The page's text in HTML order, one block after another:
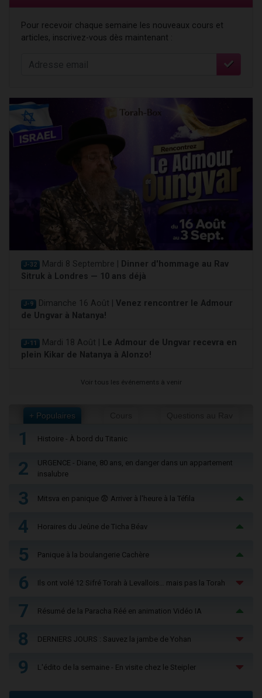
Pour recevoir chaque semaine les nouveaux cours et
articles, inscrivez-vous dès maintenant :
J-32 Mardi 8 Septembre |
Dinner d'hommage au Rav
Sitruk à Londres — 10 ans déjà
J-9 Dimanche 16 Août | Venez rencontrer le Admour
de Ungvar à Natanya!
J-11 Mardi 18 Août |
Le Admour de Ungvar recevra en
plein Kikar de Natanya à Alonzo!
Voir tous les événements à venir
+ Populaires
1 Histoire - À bord du Titanic
2
URGENCE - Diane, 80 ans, en danger dans un appartement
insalubre
3 Mitsva en panique 😨 Arriver à l'heure à la Téfila
4 Horaires du Jeûne de Ticha Béav
5 Panique à la boulangerie Cachère
6 Ils ont volé 12 Sifré Torah à Levallois… mais pas la Torah
7 Résumé de la Paracha Réé en animation Vidéo IA
8 DERNIERS JOURS : Sauvez la jambe de Yohan
9 L'édito de la semaine - En visite chez le Steipler